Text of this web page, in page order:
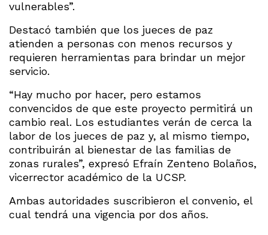
vulnerables”.
Destacó también que los jueces de paz
atienden a personas con menos recursos y
requieren herramientas para brindar un mejor
servicio.
“Hay mucho por hacer, pero estamos
convencidos de que este proyecto permitirá un
cambio real. Los estudiantes verán de cerca la
labor de los jueces de paz y, al mismo tiempo,
contribuirán al bienestar de las familias de
zonas rurales”, expresó Efraín Zenteno Bolaños,
vicerrector académico de la UCSP.
Ambas autoridades suscribieron el convenio, el
cual tendrá una vigencia por dos años.